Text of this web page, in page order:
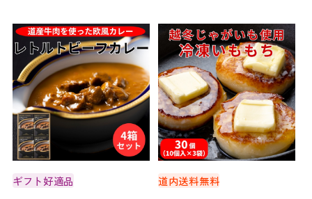
ギフト好適品 道内送料無料